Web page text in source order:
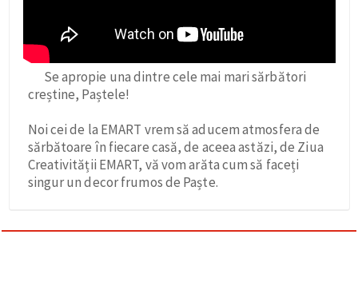
Se apropie una dintre cele mai mari sărbători
creștine, Paștele!
Noi cei de la EMART vrem să aducem atmosfera de
sărbătoare în fiecare casă, de aceea astăzi, de Ziua
Creativității EMART, vă vom arăta cum să faceți
singur un decor frumos de Paște.